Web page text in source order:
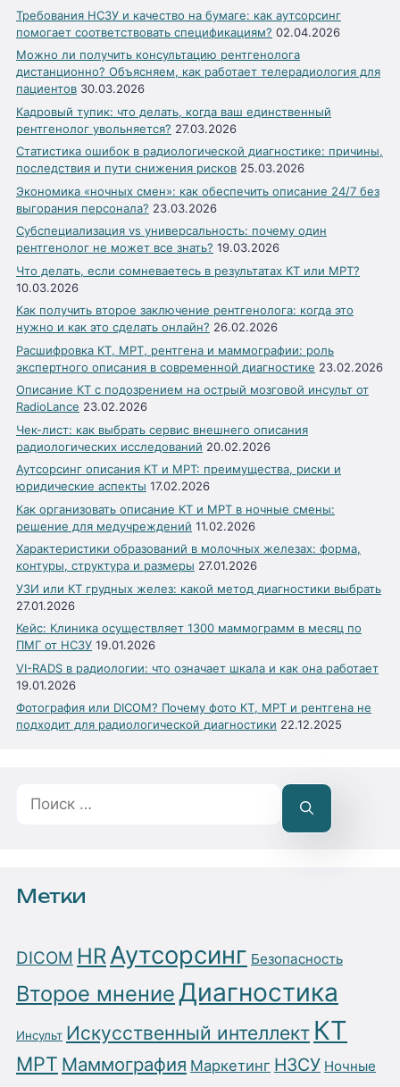
Требования НСЗУ и качество на бумаге: как аутсорсинг
помогает соответствовать спецификациям? 02.04.2026
Можно ли получить консультацию рентгенолога
дистанционно? Объясняем, как работает телерадиология для
пациентов 30.03.2026
Кадровый тупик: что делать, когда ваш единственный
рентгенолог увольняется? 27.03.2026
Статистика ошибок в радиологической диагностике: причины,
последствия и пути снижения рисков 25.03.2026
Экономика «ночных смен»: как обеспечить описание 24/7 без
выгорания персонала? 23.03.2026
Субспециализация vs универсальность: почему один
рентгенолог не может все знать? 19.03.2026
Что делать, если сомневаетесь в результатах КТ или МРТ?
10.03.2026
Как получить второе заключение рентгенолога: когда это
нужно и как это сделать онлайн? 26.02.2026
Расшифровка КТ, МРТ, рентгена и маммографии: роль
экспертного описания в современной диагностике 23.02.2026
Описание КТ с подозрением на острый мозговой инсульт от
RadioLance 23.02.2026
Чек-лист: как выбрать сервис внешнего описания
радиологических исследований 20.02.2026
Аутсорсинг описания КТ и МРТ: преимущества, риски и
юридические аспекты 17.02.2026
Как организовать описание КТ и МРТ в ночные смены:
решение для медучреждений 11.02.2026
Характеристики образований в молочных железах: форма,
контуры, структура и размеры 27.01.2026
УЗИ или КТ грудных желез: какой метод диагностики выбрать
27.01.2026
Кейс: Клиника осуществляет 1300 маммограмм в месяц по
ПМГ от НСЗУ 19.01.2026
VI-RADS в радиологии: что означает шкала и как она работает
19.01.2026
Фотография или DICOM? Почему фото КТ, МРТ и рентгена не
подходит для радиологической диагностики 22.12.2025
Метки
DICOM HRАутсорсинг Безопасность
Второе мнениеДиагностика
Инсульт Искусственный интеллект КТ
МРТ Маммография Маркетинг НЗСУ Ночные